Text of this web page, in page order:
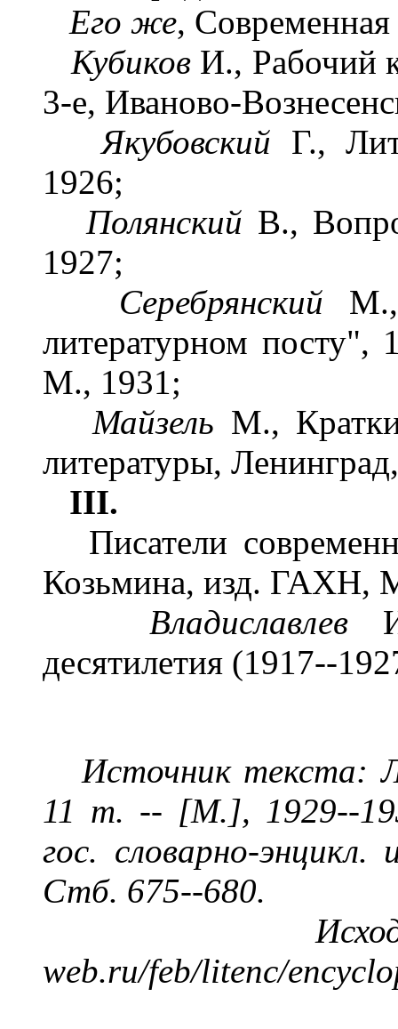
Его же, Современная
КубиковИ., Рабочий
3-е, Иваново-
Якубовский Г.,
1926;
Полянский В.,
1927;
Серебрянский М.,
литературном
М., 1931;
Майзель М.,
литературы,
III.
Писатели
Козьмина, изд. ГАХН,
ВладиславлевИ.
десятилетия (1917--
Источник текста:
11 т. -- [М.], 1929--
гос. словарно-
Стб. 675--680.
web.ru/feb/litenc/